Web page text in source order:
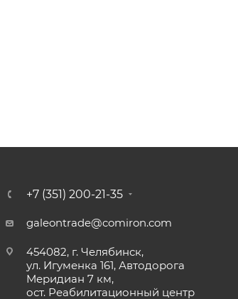
+7 (351) 200-21-35
galeontrade@comiron.com
454082, г. Челябинск,
ул. Игуменка 161, Автодорога
Меридиан 7 км,
ост. Реабилитационный центр